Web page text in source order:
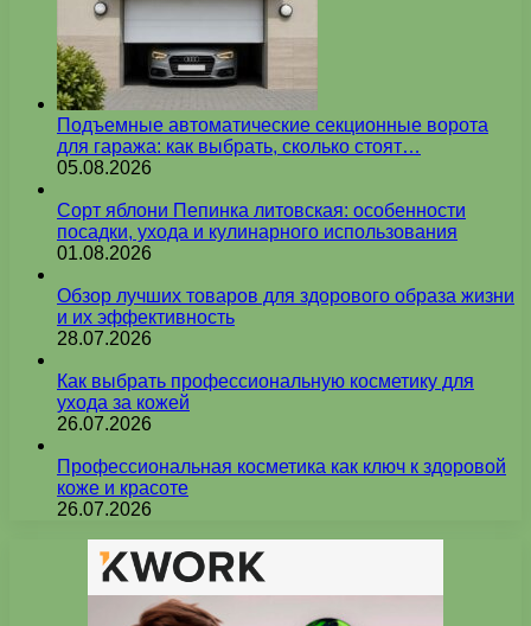
Подъемные автоматические секционные ворота
для гаража: как выбрать, сколько стоят…
05.08.2026
Сорт яблони Пепинка литовская: особенности
посадки, ухода и кулинарного использования
01.08.2026
Обзор лучших товаров для здорового образа жизни
и их эффективность
28.07.2026
Как выбрать профессиональную косметику для
ухода за кожей
26.07.2026
Профессиональная косметика как ключ к здоровой
коже и красоте
26.07.2026